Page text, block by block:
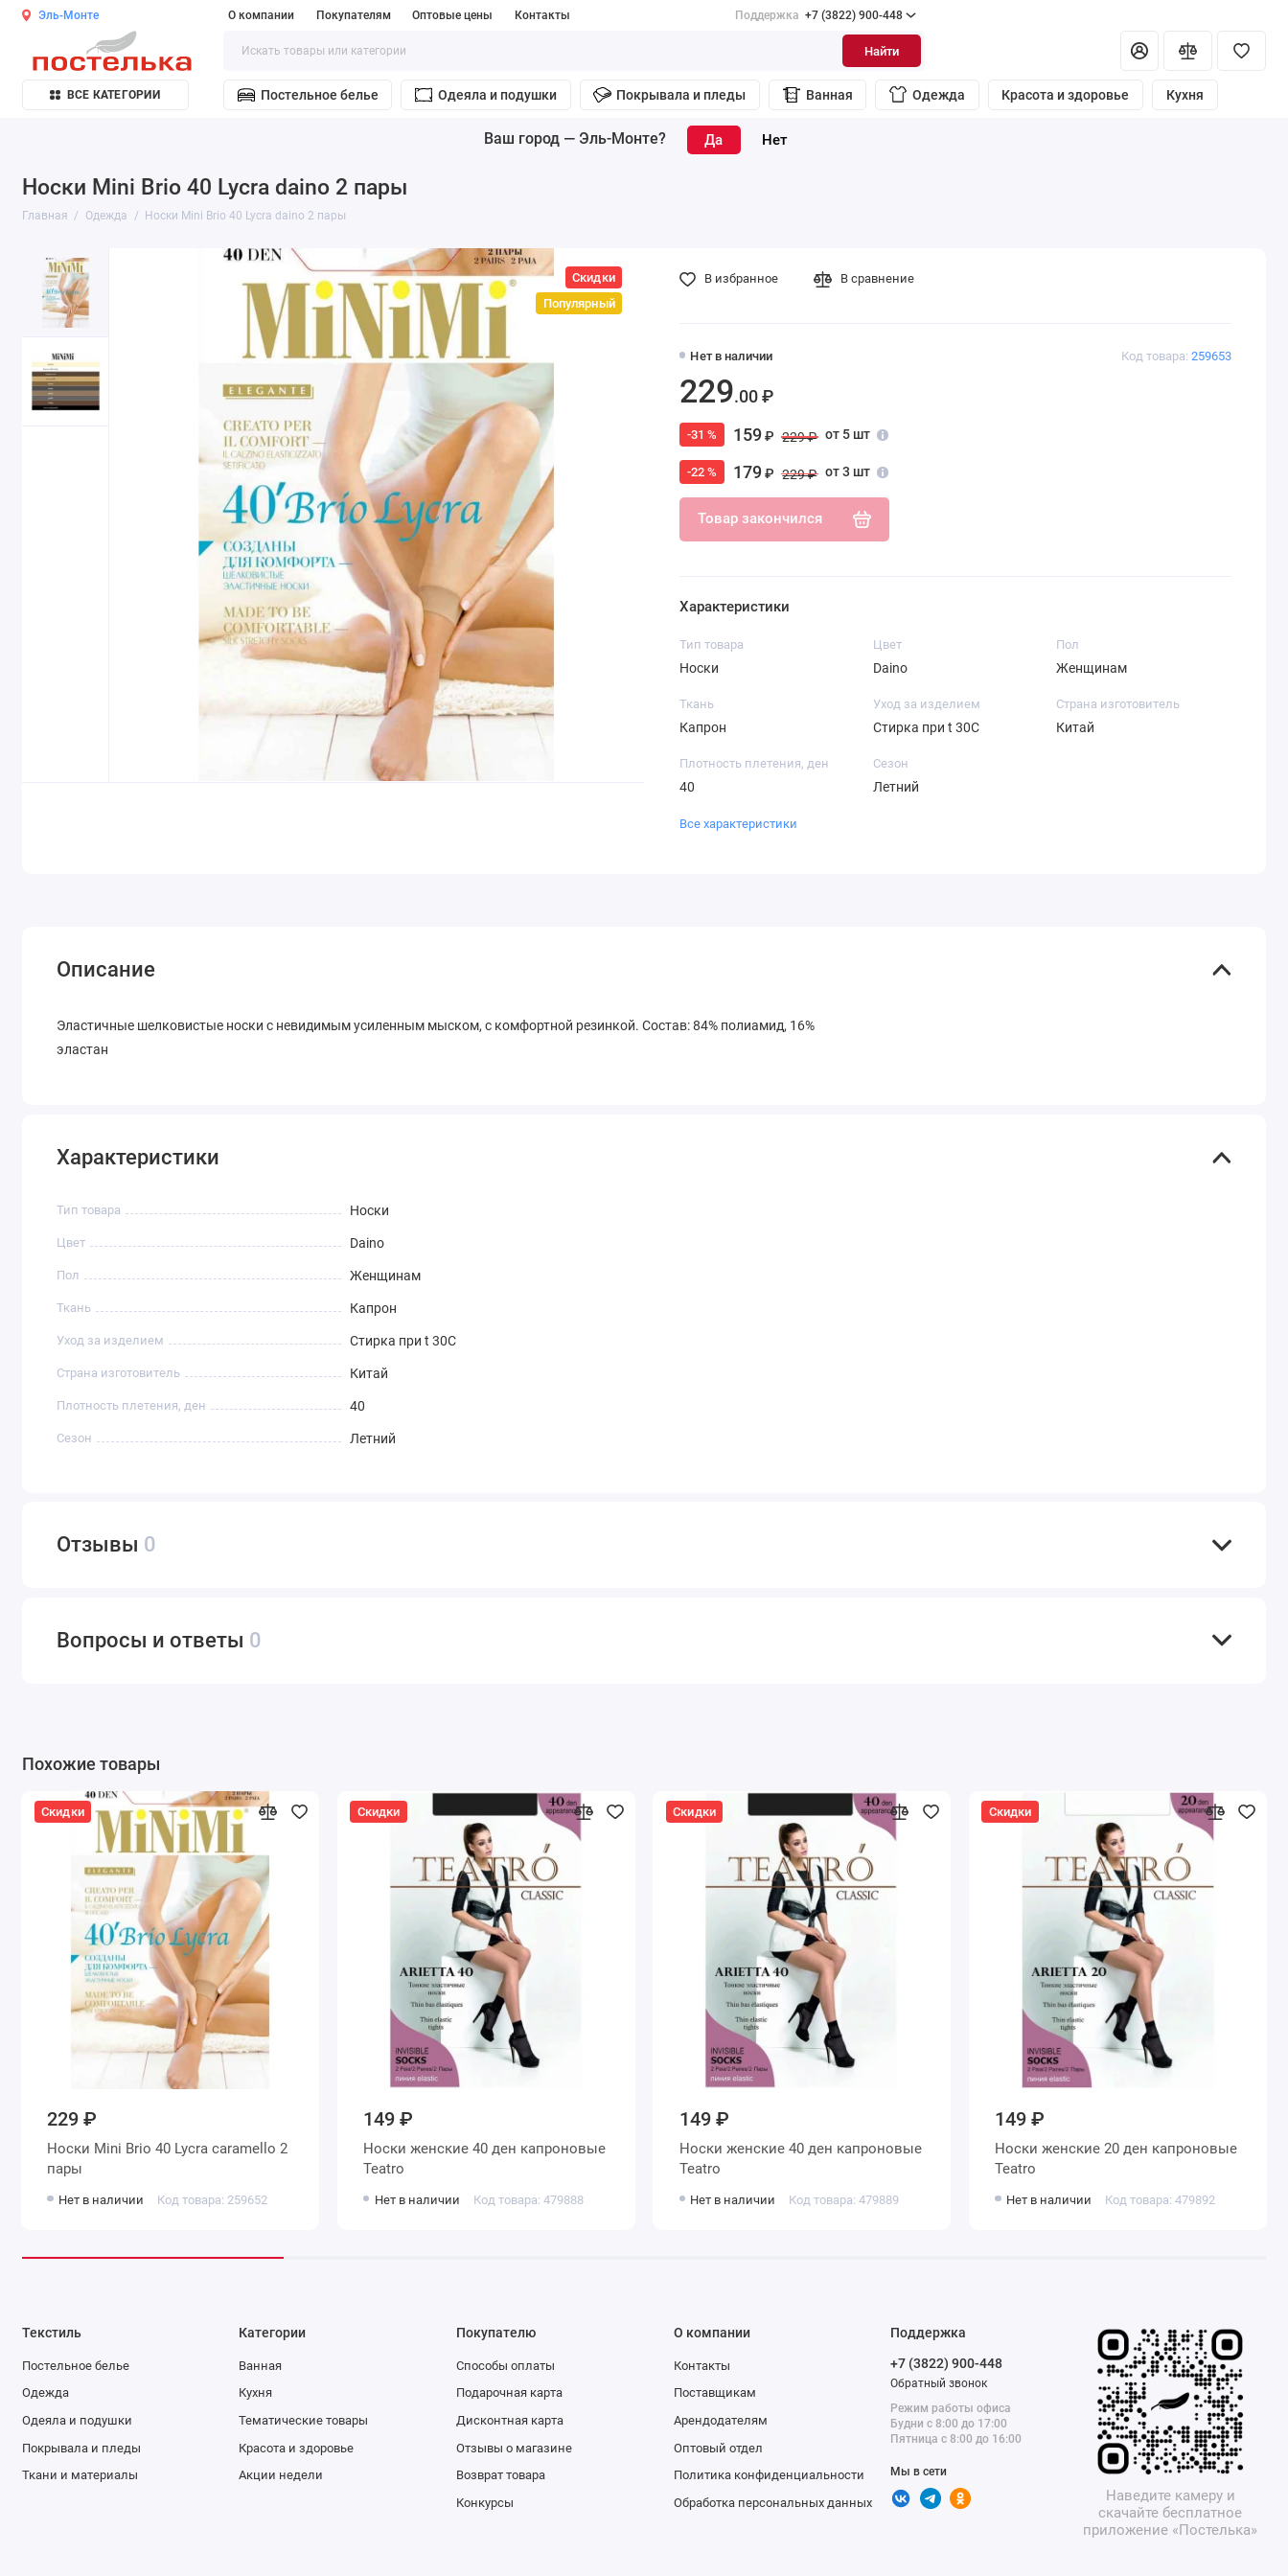
Эль-Монте О компании Покупателям Оптовые цены Контакты Поддержка +7 (3822) 900-448
Найти
ВСЕ КАТЕГОРИИ Постельное белье Одеяла и подушки Покрывала и пледы Ванная Одежда Красота и здоровье Кухня
Ваш город — Эль-Монте?
Носки Mini Brio 40 Lycra daino 2 пары
Главная Одежда Носки Mini Brio 40 Lycra daino 2 пары
Скидки
Популярный
Код товара: 259653
Нет в наличии
229.00 ₽
-31 % 159₽ 229 ₽ от 5 шт
-22 % 179₽ 229 ₽ от 3 шт
Товар закончился
В избранное В сравнение
Характеристики
Тип товара
Носки
Цвет
Daino
Пол
Женщинам
Ткань
Капрон
Уход за изделием
Стирка при t 30С
Страна изготовитель
Китай
Плотность плетения, ден
40
Сезон
Летний
Все характеристики
Описание
Эластичные шелковистые носки с невидимым усиленным мыском, с комфортной резинкой. Состав: 84% полиамид, 16%
эластан
Характеристики
Тип товара Носки
Цвет Daino
Пол Женщинам
Ткань Капрон
Уход за изделием Стирка при t 30С
Страна изготовитель Китай
Плотность плетения, ден 40
Сезон Летний
Отзывы 0
Вопросы и ответы 0
Похожие товары
Скидки
229 ₽
Носки Mini Brio 40 Lycra caramello 2
пары
Нет в наличии Код товара: 259652
Скидки
149 ₽
Носки женские 40 ден капроновые
Teatro
Нет в наличии Код товара: 479888
Скидки
149 ₽
Носки женские 40 ден капроновые
Teatro
Нет в наличии Код товара: 479889
Скидки
149 ₽
Носки женские 20 ден капроновые
Teatro
Нет в наличии Код товара: 479892
Текстиль
Постельное белье
Одежда
Одеяла и подушки
Покрывала и пледы
Ткани и материалы
Категории
Ванная
Кухня
Тематические товары
Красота и здоровье
Акции недели
Покупателю
Способы оплаты
Подарочная карта
Дисконтная карта
Отзывы о магазине
Возврат товара
Конкурсы
О компании
Контакты
Поставщикам
Арендодателям
Оптовый отдел
Политика конфиденциальности
Обработка персональных данных
Поддержка
+7 (3822) 900-448
Обратный звонок
Режим работы офиса
Будни с 8:00 до 17:00
Пятница с 8:00 до 16:00
Мы в сети
Наведите камеру и
скачайте бесплатное
приложение «Постелька»